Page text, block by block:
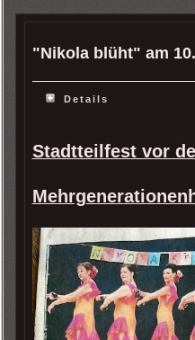
"Nikola blüht" am
Details
Stadtteilfest vor